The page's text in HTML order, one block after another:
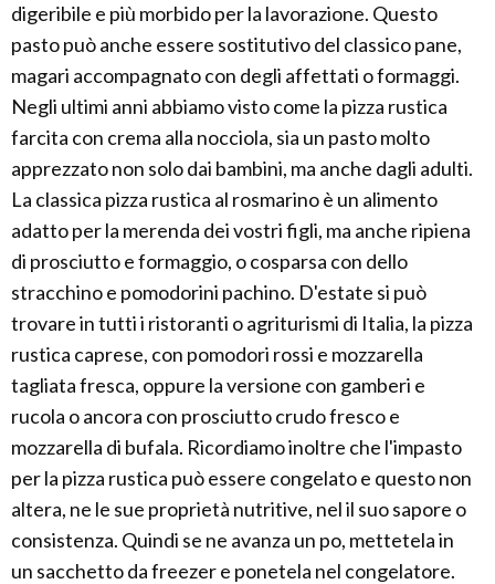
digeribile e più morbido per la lavorazione. Questo
pasto può anche essere sostitutivo del classico pane,
magari accompagnato con degli affettati o formaggi.
Negli ultimi anni abbiamo visto come la pizza rustica
farcita con crema alla nocciola, sia un pasto molto
apprezzato non solo dai bambini, ma anche dagli adulti.
La classica pizza rustica al rosmarino è un alimento
adatto per la merenda dei vostri figli, ma anche ripiena
di prosciutto e formaggio, o cosparsa con dello
stracchino e pomodorini pachino. D'estate si può
trovare in tutti i ristoranti o agriturismi di Italia, la pizza
rustica caprese, con pomodori rossi e mozzarella
tagliata fresca, oppure la versione con gamberi e
rucola o ancora con prosciutto crudo fresco e
mozzarella di bufala. Ricordiamo inoltre che l'impasto
per la pizza rustica può essere congelato e questo non
altera, ne le sue proprietà nutritive, nel il suo sapore o
consistenza. Quindi se ne avanza un po, mettetela in
un sacchetto da freezer e ponetela nel congelatore.